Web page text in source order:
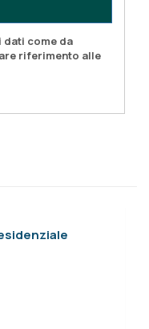
come da
riferimento alle